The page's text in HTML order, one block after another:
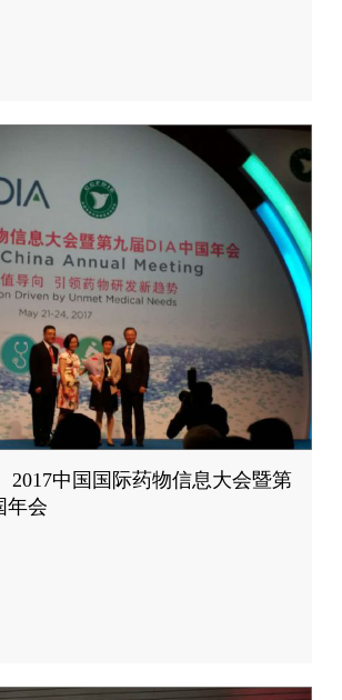
2017中国国际药物信息大会暨第
年会